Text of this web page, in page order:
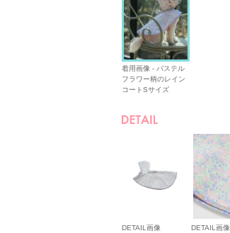
着用画像 - パステル
フラワー柄のレイン
コートSサイズ
DETAIL画像 DETAIL画像